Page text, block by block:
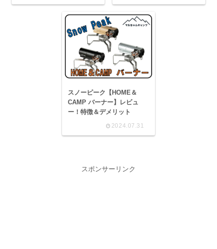
スノーピーク【HOME＆
CAMP バーナー】レビュ
ー！特徴＆デメリット
2024.07.31
スポンサーリンク